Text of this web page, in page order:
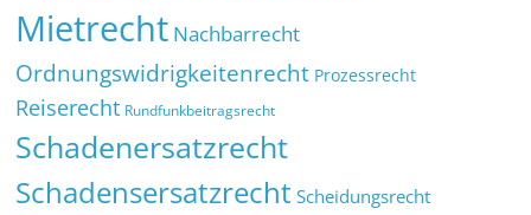
Mietrecht Nachbarrecht
Ordnungswidrigkeitenrecht Prozessrecht
Reiserecht Rundfunkbeitragsrecht
Schadenersatzrecht
Schadensersatzrecht Scheidungsrecht